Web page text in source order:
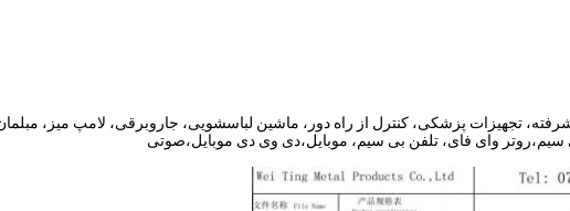
تجهیزات پزشکی، کنترل از راه دور، ماشین لباسشویی، جاروبرقی، لامپ میز،
سیم،روتر وای فای، تلفن بی سیم، موبایل،دی وی دی موبایل،صوتی